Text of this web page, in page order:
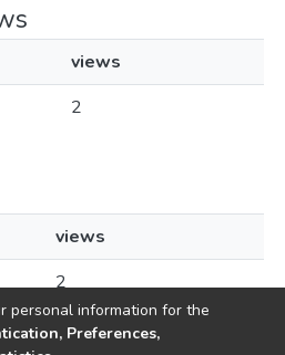
views
2
views
2
personal information for the
Preferences,